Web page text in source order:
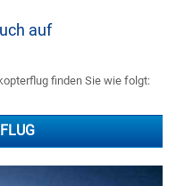
auf
finden Sie wie folgt: